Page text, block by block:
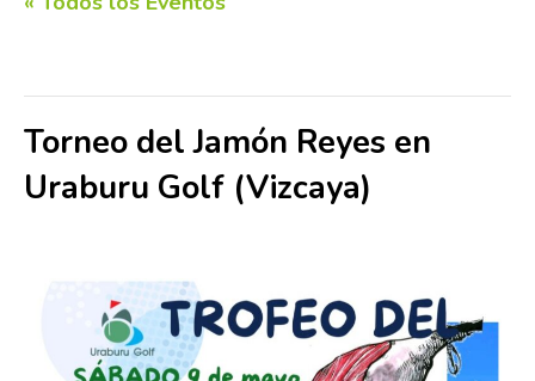
Torneo del Jamón Reyes en
Uraburu Golf (Vizcaya)